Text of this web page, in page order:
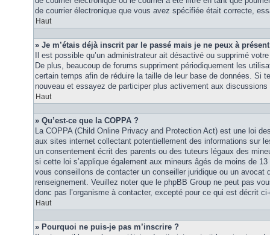
de courrier électronique que vous avez spécifiée était correcte,
Haut
» Je m’étais déjà inscrit par le passé mais je ne peux à
Il est possible qu’un administrateur ait désactivé ou supprimé
De plus, beaucoup de forums suppriment périodiquement les
certain temps afin de réduire la taille de leur base de données. Si
nouveau et essayez de participer plus activement aux
Haut
» Qu’est-ce que la COPPA ?
La COPPA (Child Online Privacy and Protection Act) est une loi
aux sites internet collectant potentiellement des informations sur
un consentement écrit des parents ou des tuteurs légaux des
si cette loi s’applique également aux mineurs âgés de moins de
vous conseillons de contacter un conseiller juridique ou un avocat
renseignement. Veuillez noter que le phpBB Group ne peut pas
donc pas l’organisme à contacter, excepté pour ce qui est décrit
Haut
» Pourquoi ne puis-je pas m’inscrire ?